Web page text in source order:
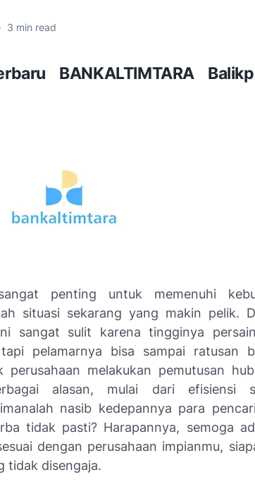
3 min read
BANKALTIMTARA
penting untuk memenuhi
situasi sekarang yang makin pelik.
sangat sulit karena tingginya
pelamarnya bisa sampai ratusan
melakukan pemutusan
alasan, mulai dari efisiensi
nasib kedepannya para
tidak pasti? Harapannya, semoga
dengan perusahaan impianmu,
tidak disengaja.